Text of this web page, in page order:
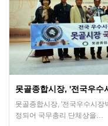
못골종합시장, '전국우
못골종합시장, '전국우수시
정되어 국무총리 단체상을…